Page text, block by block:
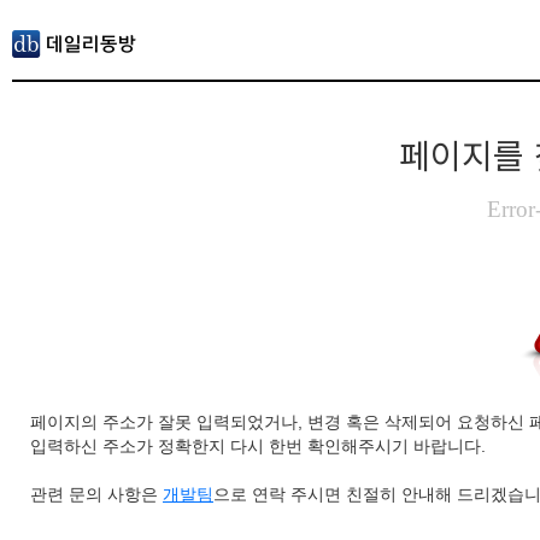
페이지를
페이지의 주소가 잘못 입력되었거나, 변경 혹은 삭제되어 요청하신
입력하신 주소가 정확한지 다시 한번 확인해주시기 바랍니다.
관련 문의 사항은 개발팀 으로 연락 주시면 친절히 안내해 드리겠습